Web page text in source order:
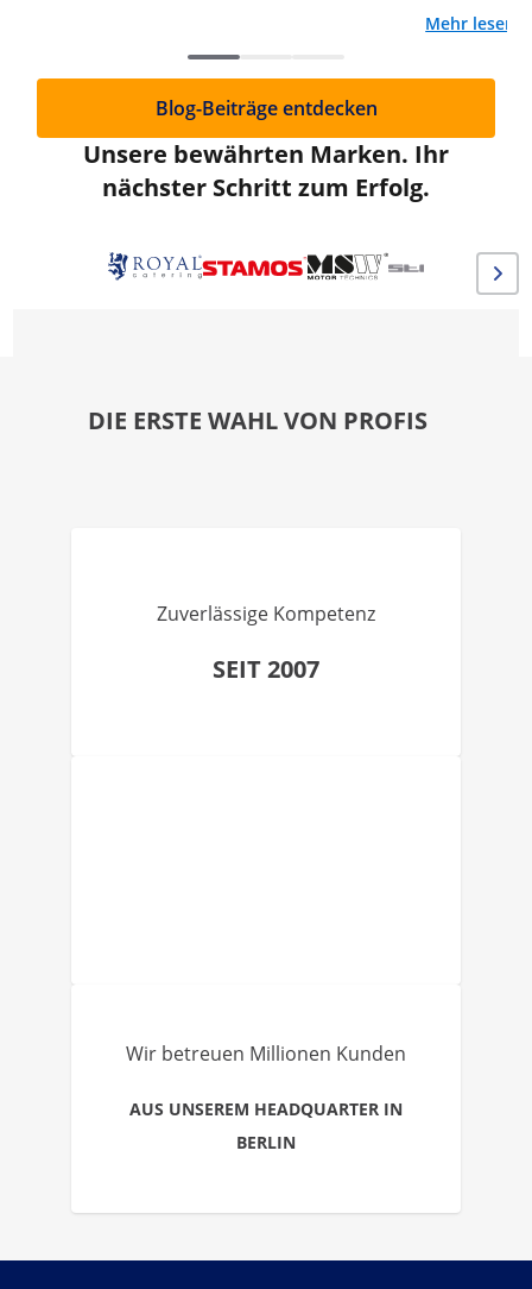
Mehr lesen
Blog-Beiträge entdecken
Unsere bewährten Marken. Ihr
nächster Schritt zum Erfolg.
DIE ERSTE WAHL VON PROFIS
Zuverlässige Kompetenz
SEIT 2007
Wir betreuen Millionen Kunden
AUS UNSEREM HEADQUARTER IN
BERLIN